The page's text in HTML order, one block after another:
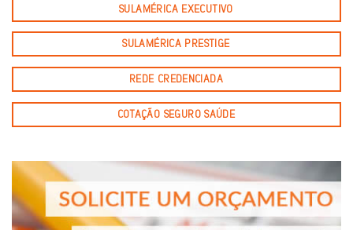
SULAMÉRICA EXECUTIVO
SULAMÉRICA PRESTIGE
REDE CREDENCIADA
COTAÇÃO SEGURO SAÚDE